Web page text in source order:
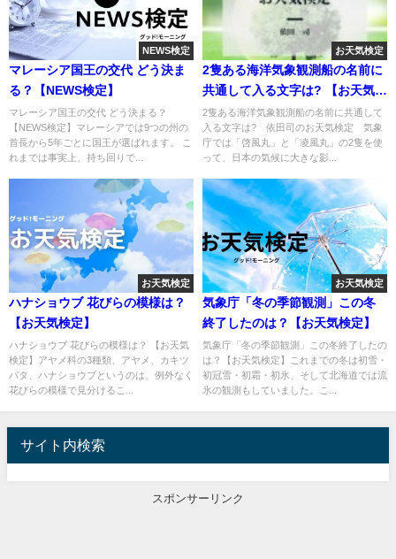
NEWS検定
マレーシア国王の交代 どう決ま
る？【NEWS検定】
マレーシア国王の交代 どう決まる？
【NEWS検定】マレーシアでは9つの州の
首長から5年ごとに国王が選ばれます。 こ
れまでは事実上、持ち回りで...
お天気検定
2隻ある海洋気象観測船の名前に
共通して入る文字は? 【お天気検
定】
2隻ある海洋気象観測船の名前に共通して
入る文字は? 依田司のお天気検定 気象
庁では「啓風丸」と「凌風丸」の2隻を使
って、日本の気候に大きな影...
お天気検定
ハナショウブ 花びらの模様は？
【お天気検定】
ハナショウブ 花びらの模様は？ 【お天気
検定】アヤメ科の3種類、アヤメ、カキツ
バタ、ハナショウブというのは、例外なく
花びらの模様で見分けるこ...
お天気検定
気象庁「冬の季節観測」この冬
終了したのは？【お天気検定】
気象庁「冬の季節観測」この冬終了したの
は？【お天気検定】これまでの冬は初雪・
初冠雪・初霜・初氷、そして北海道では流
氷の観測もしていました。こ...
サイト内検索
スポンサーリンク